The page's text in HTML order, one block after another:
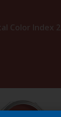
Color Index 2